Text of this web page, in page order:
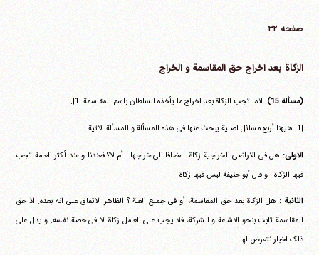
صفحه ۳۲
الزکاة بعد اخراج حق المقاسمة و الخراج
(مسألة 15): انما تجب الزکاة بعد اخراج ما یأخذه السلطان باسم المقاسمة |1|.
|1| هیهنا أربع مسائل اصلیة یبحث عنها فی هذه المسألة و المسألة الاتیة :
الاولی: هل فی الاراضی الخراجیة زکاة - مضافا الی خراجها - أم لا؟ فعندنا و عند أکثر العامة تجب
فیها الزکاة . و قال أبو حنیفة لیس فیها زکاة .
الثانیة : هل الزکاة بعد حق المقاسمة، أو فی جمیع الغلة ؟ الظاهر الاتفاق علی انه بعده. اذ حق
المقاسمة ثابت بنحو الاشاعة و الشرکة، فلا یجب علی العامل زکاة الا فی حصة نفسه. و یدل علی
ذلک اخبار نتعرض لها.